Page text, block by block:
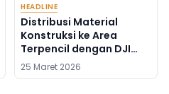
HEADLINE
Distribusi Material
Konstruksi ke Area
Terpencil dengan DJI
FlyCart 100
25 Maret 2026